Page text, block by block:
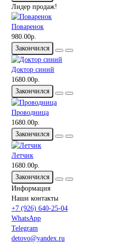
Лидер продаж!
Поваренок
980.00р.
Закончился
Доктор синий
1680.00р.
Закончился
Проводница
1680.00р.
Закончился
Летчик
1680.00р.
Закончился
Информация
Наши контакты
+7 (926) 640-25-04
WhatsApp
Telegram
detovo@yandex.ru